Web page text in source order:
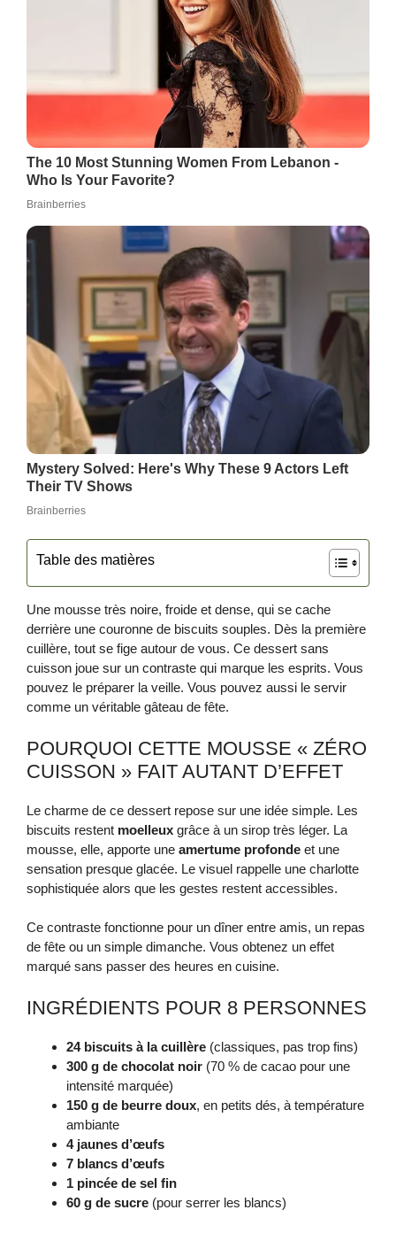
Table des matières
Une mousse très noire, froide et dense, qui se cache
derrière une couronne de biscuits souples. Dès la première
cuillère, tout se fige autour de vous. Ce dessert sans
cuisson joue sur un contraste qui marque les esprits. Vous
pouvez le préparer la veille. Vous pouvez aussi le servir
comme un véritable gâteau de fête.
POURQUOI CETTE MOUSSE « ZÉRO
CUISSON » FAIT AUTANT D’EFFET
Le charme de ce dessert repose sur une idée simple. Les
biscuits restent moelleux grâce à un sirop très léger. La
mousse, elle, apporte une amertume profonde et une
sensation presque glacée. Le visuel rappelle une charlotte
sophistiquée alors que les gestes restent accessibles.
Ce contraste fonctionne pour un dîner entre amis, un repas
de fête ou un simple dimanche. Vous obtenez un effet
marqué sans passer des heures en cuisine.
INGRÉDIENTS POUR 8 PERSONNES
24 biscuits à la cuillère (classiques, pas trop fins)
300 g de chocolat noir (70 % de cacao pour une
intensité marquée)
150 g de beurre doux, en petits dés, à température
ambiante
4 jaunes d’œufs
7 blancs d’œufs
1 pincée de sel fin
60 g de sucre (pour serrer les blancs)